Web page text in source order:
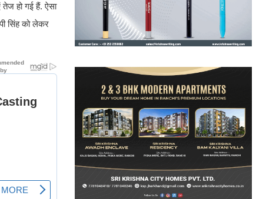
तेज हो गई हैं. ऐसा
सिंह को लेकर